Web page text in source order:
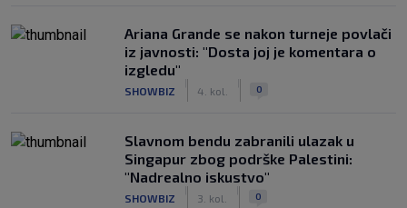
Ariana Grande se nakon turneje povlači
iz javnosti: "Dosta joj je komentara o
izgledu"
SHOWBIZ 4. kol. 0
Slavnom bendu zabranili ulazak u
Singapur zbog podrške Palestini:
"Nadrealno iskustvo"
SHOWBIZ 3. kol. 0